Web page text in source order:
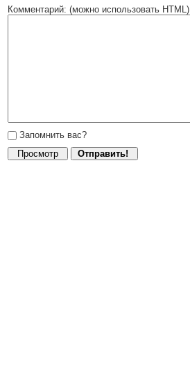
Комментарий: (можно использовать HTML)
Запомнить вас?